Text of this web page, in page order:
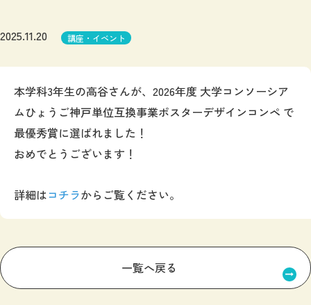
2025.11.20 講座・イベント
本学科3年生の高谷さんが、2026年度 大学コンソーシア
ムひょうご神戸単位互換事業ポスターデザインコンペ で
最優秀賞に選ばれました！
おめでとうございます！
詳細はコチラからご覧ください。
一覧へ戻る